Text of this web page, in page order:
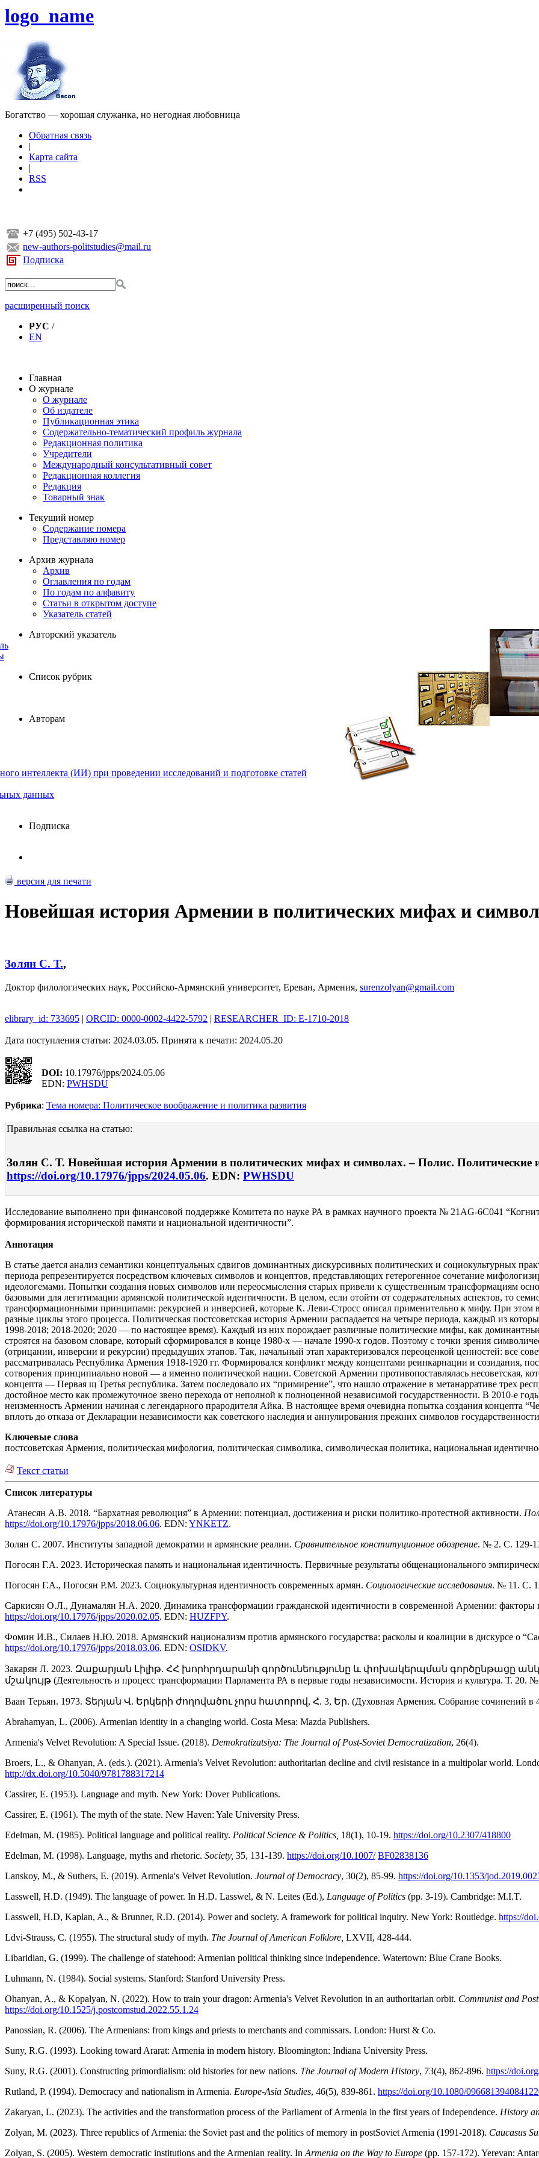
logo_name
Богатство — хорошая служанка, но негодная любовница
Обратная связь
|
Карта сайта
|
RSS
+7 (495) 502-43-17
new-authors-politstudies@mail.ru
Подписка
расширенный поиск
РУС /
EN
Главная
О журнале
О журнале
Об издателе
Публикационная этика
Содержательно-тематический профиль журнала
Редакционная политика
Учредители
Международный консультативный совет
Редакционная коллегия
Редакция
Товарный знак
Текущий номер
Содержание номера
Представляю номер
Архив журнала
Архив
Оглавления по годам
По годам по алфавиту
Статьи в открытом доступе
Указатель статей
Авторский указатель
Список рубрик
Авторам
интеллекта (ИИ) при проведении исследований и подготовке статей
данных
Подписка
версия для печати
Новейшая история Армении в политических мифах и
Золян С. Т.,
Доктор филологических наук, Российско-Армянский университет, Ереван, Армения, surenzolyan@gmail.com
elibrary_id: 733695 | ORCID: 0000-0002-4422-5792 | RESEARCHER_ID: E-1710-2018
Дата поступления статьи: 2024.03.05. Принята к печати: 2024.05.20
DOI: 10.17976/jpps/2024.05.06
EDN: PWHSDU
Рубрика: Тема номера: Политическое воображение и политика развития
Правильная ссылка на статью:
Золян С. Т. Новейшая история Армении в политических мифах и символах. – Полис. Политические
https://doi.org/10.17976/jpps/2024.05.06. EDN: PWHSDU
Исследование выполнено при финансовой поддержке Комитета по науке РА в рамках научного проекта № 21AG-6C041
формирования исторической памяти и национальной идентичности”.
Аннотация
В статье дается анализ семантики концептуальных сдвигов доминантных дискурсивных политических и социокультурных
периода репрезентируется посредством ключевых символов и концептов, представляющих гетерогенное сочетание
идеологемами. Попытки создания новых символов или переосмысления старых привели к существенным трансформациям
базовыми для легитимации армянской политической идентичности. В целом, если отойти от содержательных аспектов, то
трансформационными принципами: рекурсией и инверсией, которые К. Леви-Стросс описал применительно к мифу. При этом в
разные циклы этого процесса. Политическая постсоветская история Армении распадается на четыре периода, каждый из
1998-2018; 2018-2020; 2020 — по настоящее время). Каждый из них порождает различные политические мифы, как
строятся на базовом словаре, который сформировался в конце 1980-х — начале 1990-х годов. Поэтому с точки зрения
(отрицании, инверсии и рекурсии) предыдущих этапов. Так, начальный этап характеризовался переоценкой ценностей: все
рассматривалась Республика Армения 1918-1920 гг. Формировался конфликт между концептами реинкарнации и созидания,
сотворения принципиально новой — а именно политической нации. Советской Армении противопоставлялась несоветская,
концепта — Первая щ Третья республика. Затем последовало их “примирение”, что нашло отражение в метанарративе трех
достойное место как промежуточное звено перехода от неполной к полноценной независимой государственности. В 2010-е
неизменность Армении начиная с легендарного прародителя Айка. В настоящее время очевидна попытка создания концепта
вплоть до отказа от Декларации независимости как советского наследия и аннулирования прежних символов
Ключевые слова
постсоветская Армения, политическая мифология, политическая символика, символическая политика, национальная
Текст статьи
Список литературы
Атанесян А.В. 2018. “Бархатная революция” в Армении: потенциал, достижения и риски политико-протестной активности.
https://doi.org/10.17976/jpps/2018.06.06. EDN: YNKETZ.
Золян С. 2007. Институты западной демократии и армянские реалии. Сравнительное конституционное обозрение. № 2. С. 129-
Погосян Г.А. 2023. Историческая память и национальная идентичность. Первичные результаты общенационального
Погосян Г.А., Погосян Р.М. 2023. Социокультурная идентичность современных армян. Социологические исследования. № 11. С.
Саркисян О.Л., Дунамалян Н.А. 2020. Динамика трансформации гражданской идентичности в современной Армении: факторы
https://doi.org/10.17976/jpps/2020.02.05. EDN: HUZFPY.
Фомин И.В., Силаев Н.Ю. 2018. Армянский национализм против армянского государства: расколы и коалиции в дискурсе о
https://doi.org/10.17976/jpps/2018.03.06. EDN: OSIDKV.
Закарян Л. 2023. Զաքարյան Լիլիթ. ՀՀ խորհրդարանի գործունեությունը և փոխակերպման գործընթացը
մշակույթ (Деятельность и процесс трансформации Парламента РА в первые годы независимости. История и культура. Т. 20.
Ваан Терьян. 1973. Տերյան Վ. Երկերի ժողովածու չորս հատորով, Հ. 3, Եր. (Духовная Армения. Собрание сочинений в 4-
Abrahamyan, L. (2006). Armenian identity in a changing world. Costa Mesa: Mazda Publishers.
Armenia's Velvet Revolution: A Special Issue. (2018). Demokratizatsiya: The Journal of Post-Soviet Democratization, 26(4).
Broers, L., & Ohanyan, A. (eds.). (2021). Armenia's Velvet Revolution: authoritarian decline and civil resistance in a multipolar world.
http://dx.doi.org/10.5040/9781788317214
Cassirer, E. (1953). Language and myth. New York: Dover Publications.
Cassirer, E. (1961). The myth of the state. New Haven: Yale University Press.
Edelman, M. (1985). Political language and political reality. Political Science & Politics, 18(1), 10-19. https://doi.org/10.2307/418800
Edelman, M. (1998). Language, myths and rhetoric. Society, 35, 131-139. https://doi.org/10.1007/ BF02838136
Lanskoy, M., & Suthers, E. (2019). Armenia's Velvet Revolution. Journal of Democracy, 30(2), 85-99. https://doi.org/10.1353/
Lasswell, H.D. (1949). The language of power. In H.D. Lasswel, & N. Leites (Ed.), Language of Politics (pp. 3-19). Cambridge: M.I.T.
Lasswell, H.D, Kaplan, A., & Brunner, R.D. (2014). Power and society. A framework for political inquiry. New York: Routledge. https://
Ldvi-Strauss, C. (1955). The structural study of myth. The Journal of American Folklore, LXVII, 428-444.
Libaridian, G. (1999). The challenge of statehood: Armenian political thinking since independence. Watertown: Blue Crane Books.
Luhmann, N. (1984). Social systems. Stanford: Stanford University Press.
Ohanyan, A., & Kopalyan, N. (2022). How to train your dragon: Armenia's Velvet Revolution in an authoritarian orbit. Communist and
https://doi.org/10.1525/j.postcomstud.2022.55.1.24
Panossian, R. (2006). The Armenians: from kings and priests to merchants and commissars. London: Hurst & Co.
Suny, R.G. (1993). Looking toward Ararat: Armenia in modern history. Bloomington: Indiana University Press.
Suny, R.G. (2001). Constructing primordialism: old histories for new nations. The Journal of Modern History, 73(4), 862-896. https://
Rutland, P. (1994). Democracy and nationalism in Armenia. Europe-Asia Studies, 46(5), 839-861. https://doi.org/10.1080/
Zakaryan, L. (2023). The activities and the transformation process of the Parliament of Armenia in the first years of Independence. History
Zolyan, M. (2023). Three republics of Armenia: the Soviet past and the politics of memory in postSoviet Armenia (1991-2018). Caucasus
Zolyan, S. (2005). Western democratic institutions and the Armenian reality. In Armenia on the Way to Europe (pp. 157-172). Yerevan: